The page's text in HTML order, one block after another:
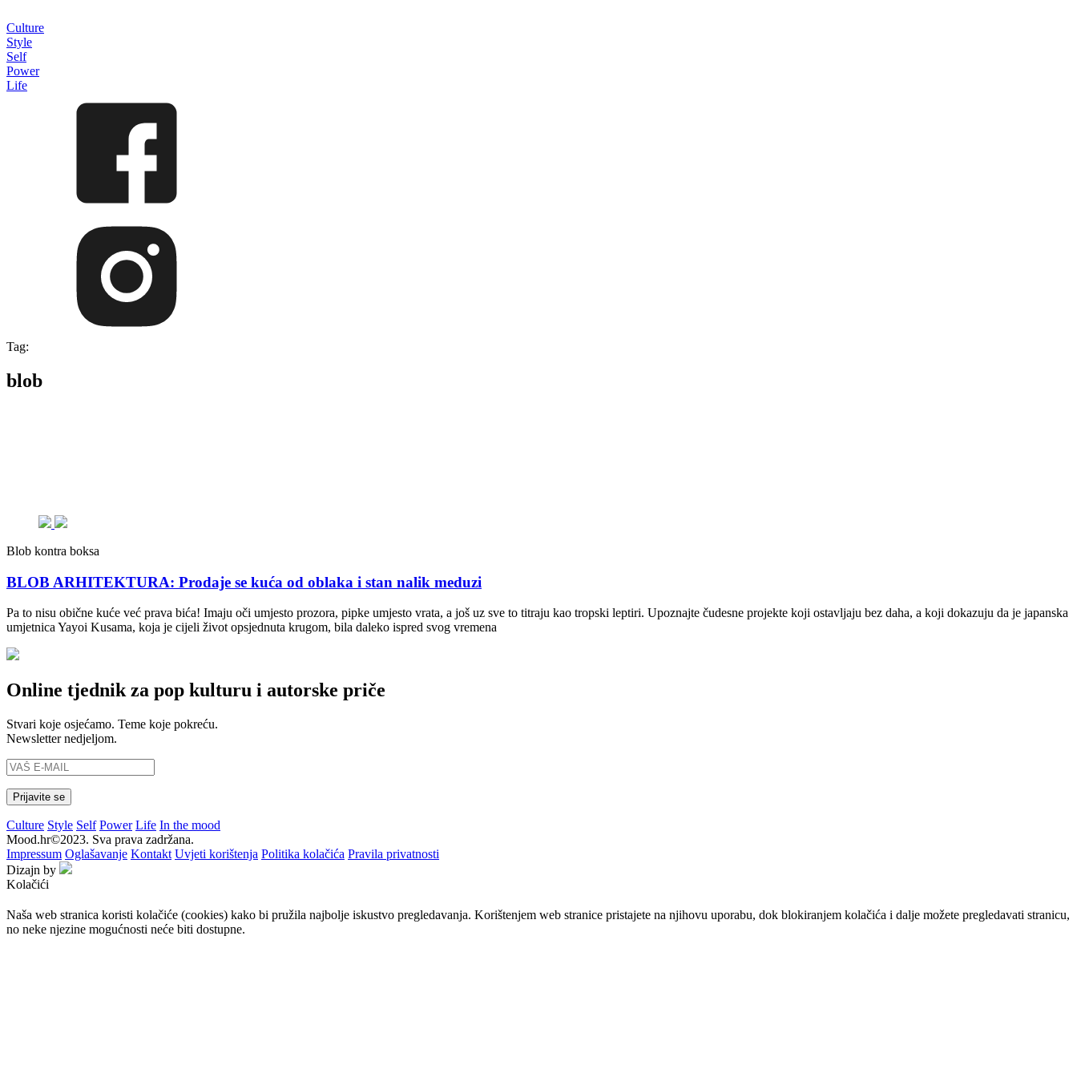
Culture
Style
Self
Power
Life
Tag:
blob
Blob kontra boksa
BLOB ARHITEKTURA: Prodaje se kuća od oblaka i stan nalik meduzi
Pa to nisu obične kuće već prava bića! Imaju oči umjesto prozora, pipke umjesto vrata, a još uz sve to titraju kao tropski leptiri. Upoznajte čudesne projekte koji ostavljaju bez daha, a koji dokazuju da je japanska
umjetnica Yayoi Kusama, koja je cijeli život opsjednuta krugom, bila daleko ispred svog vremena
Online tjednik za pop kulturu i autorske priče
Stvari koje osjećamo. Teme koje pokreću.
Newsletter nedjeljom.
Culture Style Self Power Life In the mood
Mood.hr©2023. Sva prava zadržana.
Impressum Oglašavanje Kontakt Uvjeti korištenja Politika kolačića Pravila privatnosti
Dizajn by
Kolačići
Naša web stranica koristi kolačiće (cookies) kako bi pružila najbolje iskustvo pregledavanja. Korištenjem web stranice pristajete na njihovu uporabu, dok blokiranjem kolačića i dalje možete pregledavati stranicu,
no neke njezine mogućnosti neće biti dostupne.